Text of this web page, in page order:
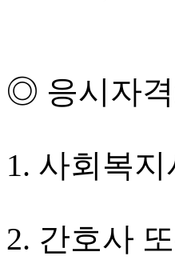
◎ 응시자
1. 사회복
2. 간호사